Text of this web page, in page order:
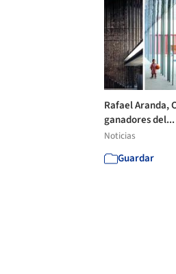
Rafael Aranda,
ganadores del...
Noticias
Guardar